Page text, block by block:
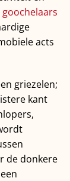
goochelaars
acts
griezelen;
kant
de donkere